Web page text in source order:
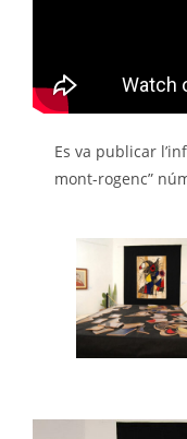
Es va publicar
mont-rogenc”